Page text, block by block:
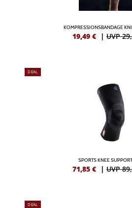
KOMPRESSIONSBANDAGE
19,49 € | UVP
DEAL
SPORTS KNEE
71,85 € | UVP
DEAL